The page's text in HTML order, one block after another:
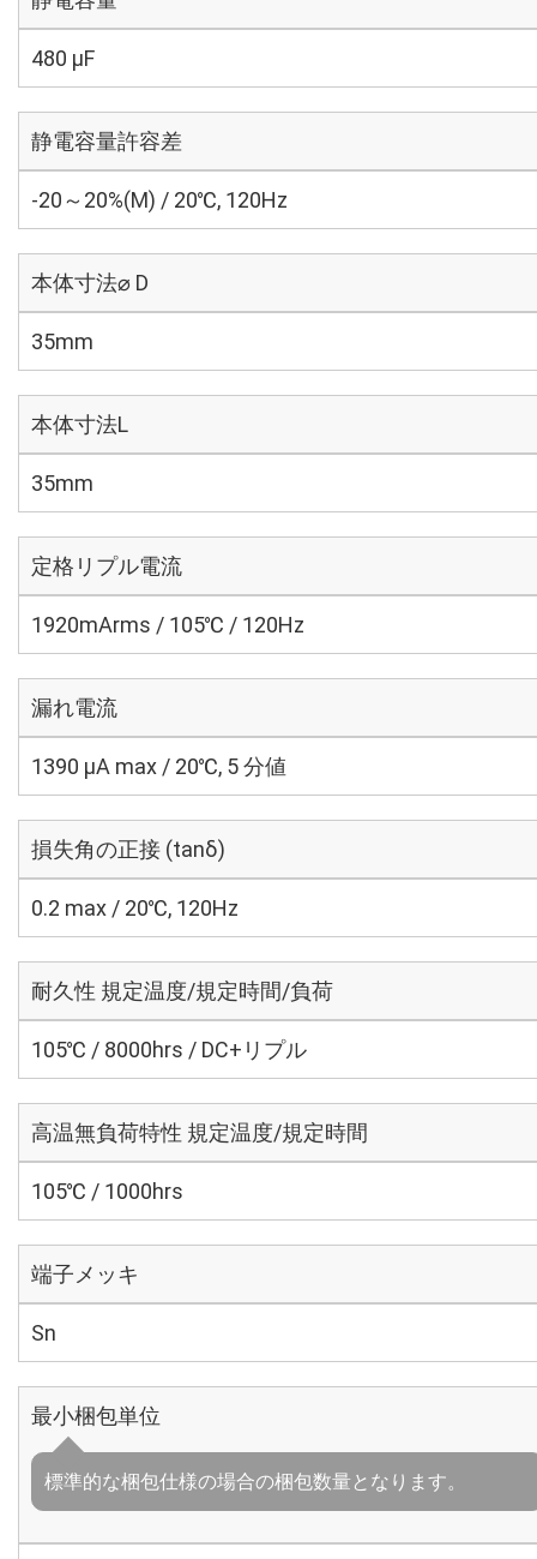
480 µF
静電容量許容差
-20～20%(M) / 20℃, 120Hz
本体寸法⌀ D
35mm
本体寸法L
35mm
定格リプル電流
1920mArms / 105℃ / 120Hz
漏れ電流
1390 μA max / 20℃, 5 分値
損失角の正接 (tanδ)
0.2 max / 20℃, 120Hz
耐久性 規定温度/規定時間/負荷
105℃ / 8000hrs / DC+リプル
高温無負荷特性 規定温度/規定時間
105℃ / 1000hrs
端子メッキ
Sn
最小梱包単位
標準的な梱包仕様の場合の梱包数量となります。